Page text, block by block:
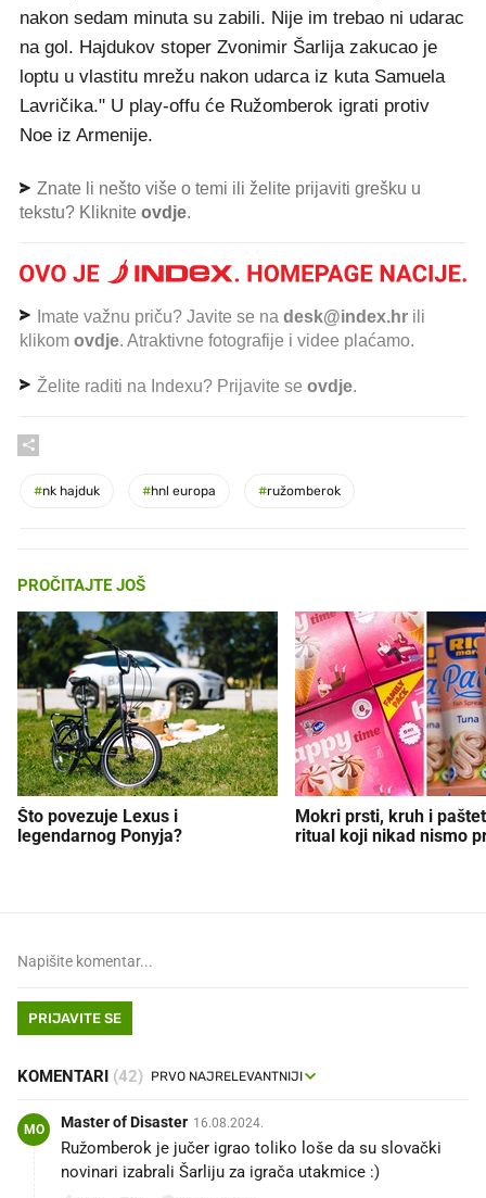
nakon sedam minuta su zabili. Nije im trebao ni udarac
na gol. Hajdukov stoper Zvonimir Šarlija zakucao je
loptu u vlastitu mrežu nakon udarca iz kuta Samuela
Lavričika." U play-offu će Ružomberok igrati protiv
Noe iz Armenije.
Znate li nešto više o temi ili želite prijaviti grešku u
tekstu? Kliknite ovdje.
Imate važnu priču? Javite se na desk@index.hr ili
klikom ovdje. Atraktivne fotografije i videe plaćamo.
Želite raditi na Indexu? Prijavite se ovdje.
#nk hajduk #hnl europa #ružomberok
PROČITAJTE JOŠ
Što povezuje Lexus i
legendarnog Ponyja?
Mokri prsti, kruh i
ritual koji nikad nismo
PRIJAVITE SE
KOMENTARI (42)
MO Master of Disaster 16.08.2024.
Ružomberok je jučer igrao toliko loše da su slovački
novinari izabrali Šarliju za igrača utakmice :)